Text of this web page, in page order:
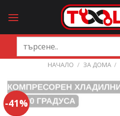
за:
НАЧАЛО / ЗА ДОМА /
-41%